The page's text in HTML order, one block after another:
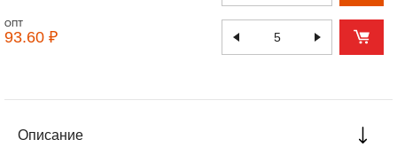
ОПТ
93.60 ₽
Описание